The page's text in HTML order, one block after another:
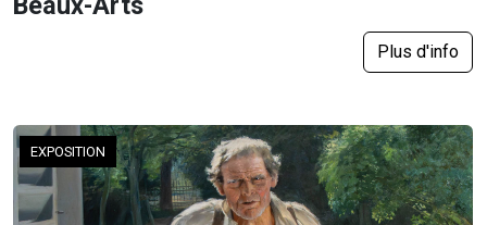
Plus d'info
EXPOSITION